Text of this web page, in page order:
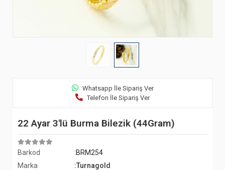
Whatsapp İle Sipariş Ver
Telefon İle Sipariş Ver
22 Ayar 3'lü Burma Bilezik (44Gram)
Barkod
:BRM254
Marka
:Turnagold